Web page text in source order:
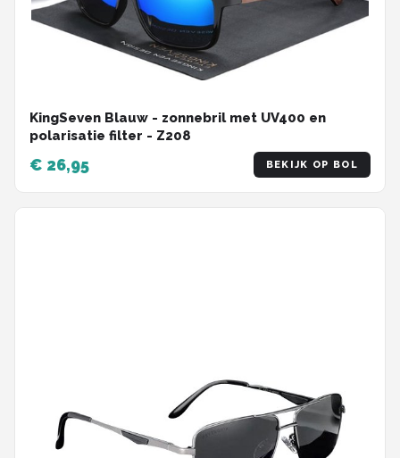
KingSeven Blauw - zonnebril met UV400 en
polarisatie filter - Z208
€ 26,95 BEKIJK OP BOL